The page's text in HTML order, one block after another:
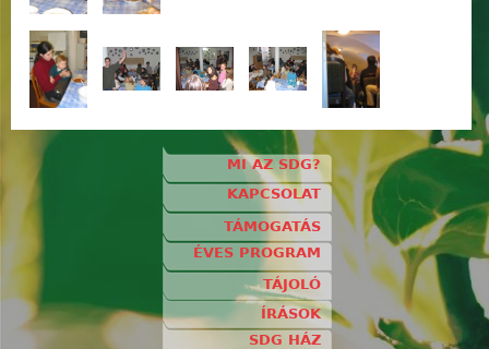
MI AZ SDG?
KAPCSOLAT
TÁMOGATÁS
ÉVES PROGRAM
TÁJOLÓ
ÍRÁSOK
SDG HÁZ